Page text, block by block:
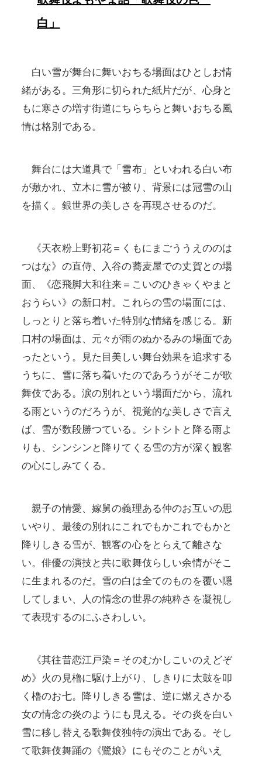
白」
白い雪が舞台に舞いおちる場面はひとしお情
緒がある。三角形に切られた紙片だが、心身と
もに寒さの増す街道にちらちらと舞いおちる風
情は格別である。
舞台には大道具で「雪布」といわれる白い布
が敷かれ、立木に雪が被り、背景には冠雪の山
を描く。銀世界の美しさを再現させるのだ。
《天衣粉上野初花＝くもにまごううえののは
つはな》の直侍、入谷の蕎麦屋での丈賀との場
面、《恋飛脚大和往来＝こいのひきゃくやまと
おうらい》の新口村。これらの雪の場面には、
しっとりと落ち着いた特別な情緒を感じる。新
口村の場面は、元々が雨のぬかるみの場面であ
ったという。見た目美しい舞台効果を追求する
うちに、雪に落ち着いたのであろうがそこが歌
舞伎である。涙の別れという場面だから、流れ
る雨というのだろうが、視覚的な美しさで言え
ば、雪が数段勝つている。シトシトと降る雨よ
りも、シンシンと降りてくる雪の方が深く観客
の心にしみてくる。
親子の情愛、嫁舅の義理ある仲のお互いの思
いやり、最後の別れにこれでもかこれでもかと
降りしきる雪が、観客の心をとらえて離さな
い。俳優の演技と共に歌舞伎らしい余情がそこ
に生まれるのだ。雪の白は全てのものを覆い隠
してしまい、人の情念の世界の純粋さを凝視し
て表現するのにふさわしい。
《其往昔恋江戸染＝そのむかしこいのえどぞ
め》火の見櫓に駆け上がり、しきりに太鼓を叩
く櫓のお七。降りしきる雪は、逆に燃えさかる
女の情念の炎のようにも見える。その炎を白い
雪に移し替える歌舞伎独特の演出である。そし
て歌舞伎舞踊の《鷺娘》にもそのことがいえ